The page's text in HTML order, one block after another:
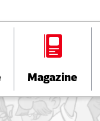
Magazine